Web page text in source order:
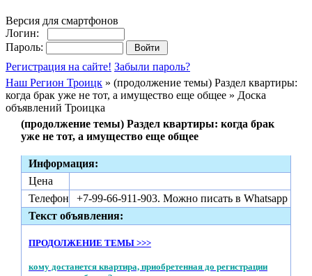
Версия для смартфонов
Логин:
Пароль:
Регистрация на сайте! Забыли пароль?
Наш Регион Троицк » (продолжение темы) Раздел квартиры:
когда брак уже не тот, а имущество еще общее » Доска
объявлений Троицка
(продолжение темы) Раздел квартиры: когда брак
уже не тот, а имущество еще общее
Информация:
Цена
Телефон
+7-99-66-911-903. Можно писать в Whatsapp
Текст объявления:
ПРОДОЛЖЕНИЕ ТЕМЫ >>>
кому достанется квартира, приобретенная до регистрации